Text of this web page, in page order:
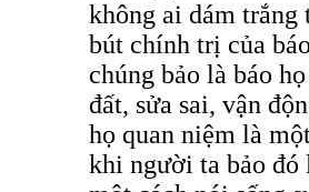
không ai dám trắng
bút chính trị của
chúng bảo là báo
đất, sửa sai, vận
họ quan niệm là
khi người ta bảo